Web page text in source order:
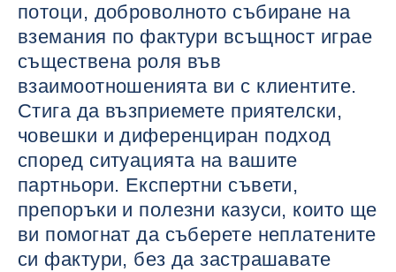
потоци, доброволното събиране на
вземания по фактури всъщност играе
съществена роля във
взаимоотношенията ви с клиентите.
Стига да възприемете приятелски,
човешки и диференциран подход
според ситуацията на вашите
партньори. Експертни съвети,
препоръки и полезни казуси, които ще
ви помогнат да съберете неплатените
си фактури, без да застрашавате